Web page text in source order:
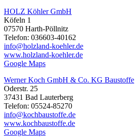
HOLZ Köhler GmbH
Köfeln 1
07570 Harth-Pöllnitz
Telefon: 036603-40162
info@holzland-koehler.de
www.holzland-koehler.de
Google Maps
Werner Koch GmbH & Co. KG Baustoffe
Oderstr. 25
37431 Bad Lauterberg
Telefon: 05524-85270
info@kochbaustoffe.de
www.kochbaustoffe.de
Google Maps